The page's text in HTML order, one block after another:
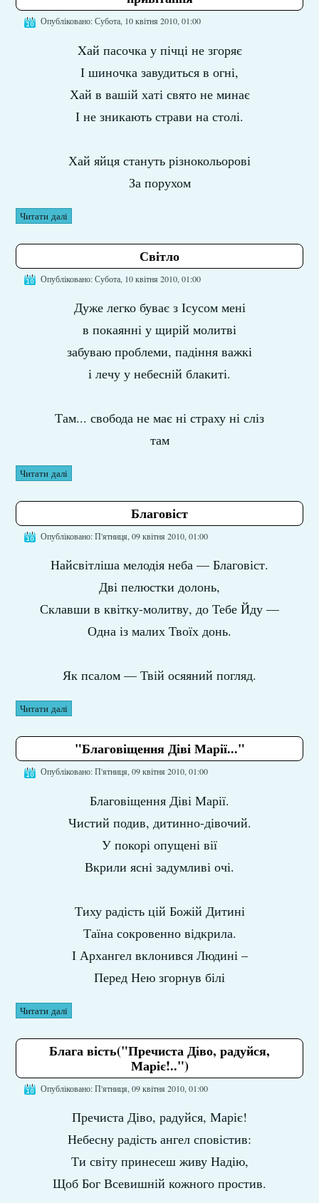
Опубліковано: Субота, 10 квітня 2010, 01:00
Xай пасочка у пічці не згоряє
І шиночка завудиться в огні,
Хай в вашій хаті свято не минає
І не зникають страви на столі.
Хай яйця стануть різнокольорові
За порухом
Читати далі
Світло
Опубліковано: Субота, 10 квітня 2010, 01:00
Дуже легко буває з Ісусом мені
в покаянні у щирій молитві
забуваю проблеми, падіння важкі
і лечу у небесній блакиті.
Там... свобода не має ні страху ні сліз
там
Читати далі
Благовіст
Опубліковано: П'ятниця, 09 квітня 2010, 01:00
Найсвітліша мелодія неба — Благовіст.
Дві пелюстки долонь,
Склавши в квітку-молитву, до Тебе Йду —
Одна із малих Твоїх донь.
Як псалом — Твій осяяний погляд.
Читати далі
"Благовіщення Діві Марії..."
Опубліковано: П'ятниця, 09 квітня 2010, 01:00
Благовіщення Діві Марії.
Чистий подив, дитинно-дівочий.
У покорі опущені вії
Вкрили ясні задумливі очі.
Тиху радість цій Божій Дитині
Таїна сокровенно відкрила.
І Архангел вклонився Людині –
Перед Нею згорнув білі
Читати далі
Блага вість("Пречиста Діво, радуйся,
Маріє!..")
Опубліковано: П'ятниця, 09 квітня 2010, 01:00
Пречиста Діво, радуйся, Маріє!
Небесну радість ангел сповістив:
Ти світу принесеш живу Надію,
Щоб Бог Всевишній кожного простив.